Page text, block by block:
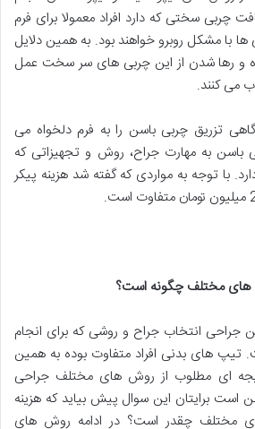
چربی سختی که دارد افراد معمولا برای فرم
با مشکل روبرو خواهند بود. به همین دلایل
و رها شدن از این چربی های سر سخت عمل
می کنند.
تزریق چربی باسن را به فرم دلخواه می
باسن به مهارت جراح، روش و تجهیزاتی که
با توجه به مواردی که گفته شد هزینه پیکر
های مختلف چگونه است؟
جراحی انتخاب جراح و روشی که برای انجام
تیپ های بدنی افراد متفاوت بوده به همین
ای مطلوب از روش های مختلف جراحی
است برایتان این سوال پیش بیاید که هزینه
مختلف چقدر است؟ در ادامه روش های